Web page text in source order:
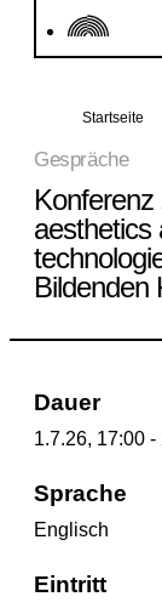
Startseite
Gespräche
Konferenz
aesthetics
Bildenden
Dauer
1.7.26, 17:00 -
Sprache
Englisch
Eintritt